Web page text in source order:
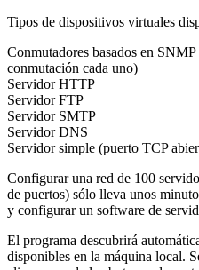
Tipos de dispositivos virtuales
Conmutadores basados en
conmutación cada uno)
Servidor HTTP
Servidor FTP
Servidor SMTP
Servidor DNS
Servidor simple (puerto TCP
Configurar una red de 100
de puertos) sólo lleva unos
y configurar un software de
El programa descubrirá
disponibles en la máquina local.